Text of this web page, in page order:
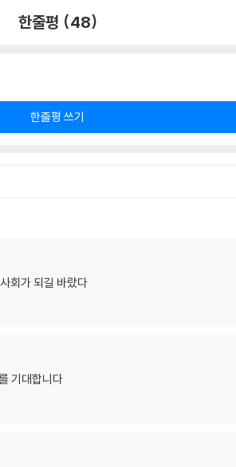
한줄평 (48)
한줄평 쓰기
회가 되길 바랐다
기대합니다